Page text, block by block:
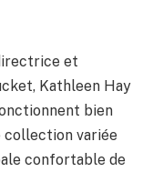
et
Kathleen Hay
bien
collection variée
confortable de